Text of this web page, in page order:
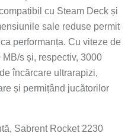
cu Steam Deck și
sale reduse permit
performanța. Cu viteze de
s și, respectiv, 3000
încărcare ultrarapizi,
și permițând jucătorilor
Sabrent Rocket 2230